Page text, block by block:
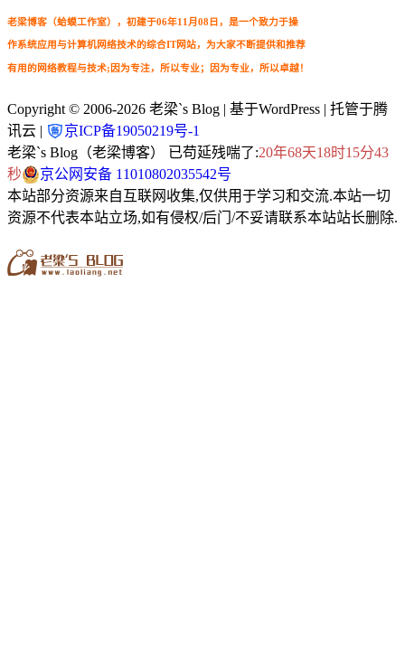
老梁博客（蛤蟆工作室），初建于06年11月08日，是一个致力于操
作系统应用与计算机网络技术的综合IT网站，为大家不断提供和推荐
有用的网络教程与技术;因为专注，所以专业；因为专业，所以卓越！
Copyright © 2006-2026 老梁`s Blog | 基于WordPress | 托管于腾
讯云 |
京ICP备19050219号-1
老梁`s Blog（老梁博客） 已苟延残喘了:20年68天18时15分45
秒
京公网安备 11010802035542号
本站部分资源来自互联网收集,仅供用于学习和交流.本站一切
资源不代表本站立场,如有侵权/后门/不妥请联系本站站长删除.